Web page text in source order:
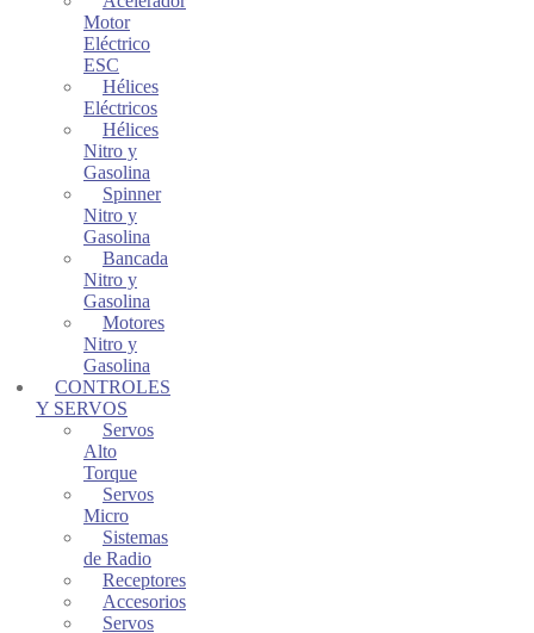
Motor
Eléctrico
ESC
Hélices
Eléctricos
Hélices
Nitro y
Gasolina
Spinner
Nitro y
Gasolina
Bancada
Nitro y
Gasolina
Motores
Nitro y
Gasolina
CONTROLES
Y SERVOS
Servos
Alto
Torque
Servos
Micro
Sistemas
de Radio
Receptores
Accesorios
Servos